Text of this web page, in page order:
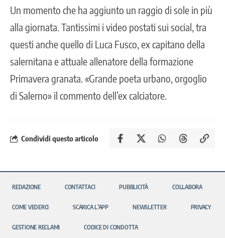
Un momento che ha aggiunto un raggio di sole in più
alla giornata. Tantissimi i video postati sui social, tra
questi anche quello di Luca Fusco, ex capitano della
salernitana e attuale allenatore della formazione
Primavera granata. «Grande poeta urbano, orgoglio
di Salerno» il commento dell’ex calciatore.
Condividi questo articolo
REDAZIONE CONTATTACI PUBBLICITÀ COLLABORA
COME VEDERCI SCARICA L’APP NEWSLETTER PRIVACY
GESTIONE RECLAMI CODICE DI CONDOTTA